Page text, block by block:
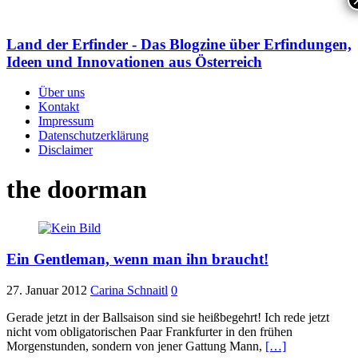
Land der Erfinder - Das Blogzine über Erfindungen,
Ideen und Innovationen aus Österreich
Über uns
Kontakt
Impressum
Datenschutzerklärung
Disclaimer
the doorman
Ein Gentleman, wenn man ihn braucht!
27. Januar 2012 Carina Schnaitl 0
Gerade jetzt in der Ballsaison sind sie heißbegehrt! Ich rede jetzt
nicht vom obligatorischen Paar Frankfurter in den frühen
Morgenstunden, sondern von jener Gattung Mann, […]